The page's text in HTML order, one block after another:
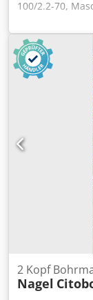
100/2.2-70,
2 Kopf
Nagel